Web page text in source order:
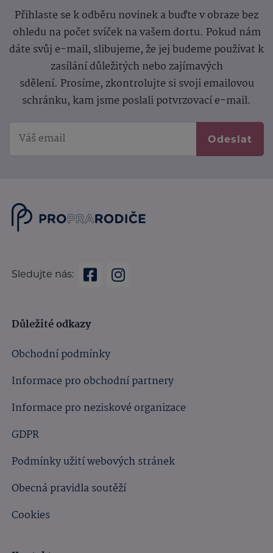
Přihlaste se k odběru novinek a buďte v obraze bez
ohledu na počet svíček na vašem dortu. Pokud nám
dáte svůj e-mail, slibujeme, že jej budeme používat k
zasílání důležitých nebo zajímavých
sdělení. Prosíme, zkontrolujte si svoji emailovou
schránku, kam jsme poslali potvrzovací e-mail.
Odeslat
Sledujte nás:
Důležité odkazy
Obchodní podmínky
Informace pro obchodní partnery
Informace pro neziskové organizace
GDPR
Podmínky užití webových stránek
Obecná pravidla soutěží
Cookies